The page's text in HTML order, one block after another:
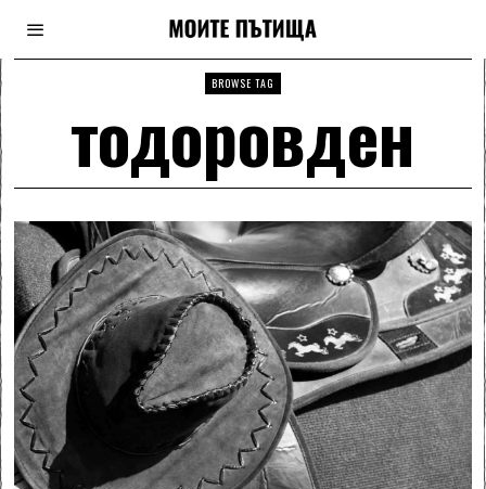
BROWSE TAG
тодоровден